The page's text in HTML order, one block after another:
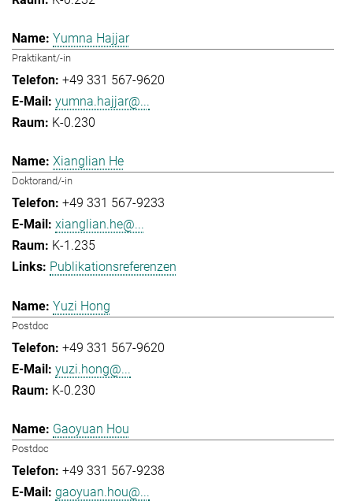
Yumna Hajjar
Praktikant/-in
+49 331 567-9620
yumna.hajjar@...
K-0.230
Xianglian He
Doktorand/-in
+49 331 567-9233
xianglian.he@...
K-1.235
Publikationsreferenzen
Yuzi Hong
Postdoc
+49 331 567-9620
yuzi.hong@...
K-0.230
Gaoyuan Hou
Postdoc
+49 331 567-9238
gaoyuan.hou@...